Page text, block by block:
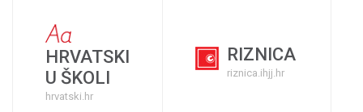
HRVATSKI
U ŠKOLI
hrvatski.hr
RIZNICA
riznica.ihjj.hr